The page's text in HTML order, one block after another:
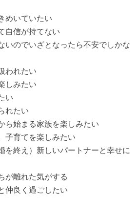
めいていたい
自信が持てない
いのでいざとなったら不安でしかな
われたい
しみたい
い
れたい
ら始まる家族を楽しみたい
子育てを楽しみたい
を終え）新しいパートナーと幸せに
が離れた気がする
仲良く過ごしたい